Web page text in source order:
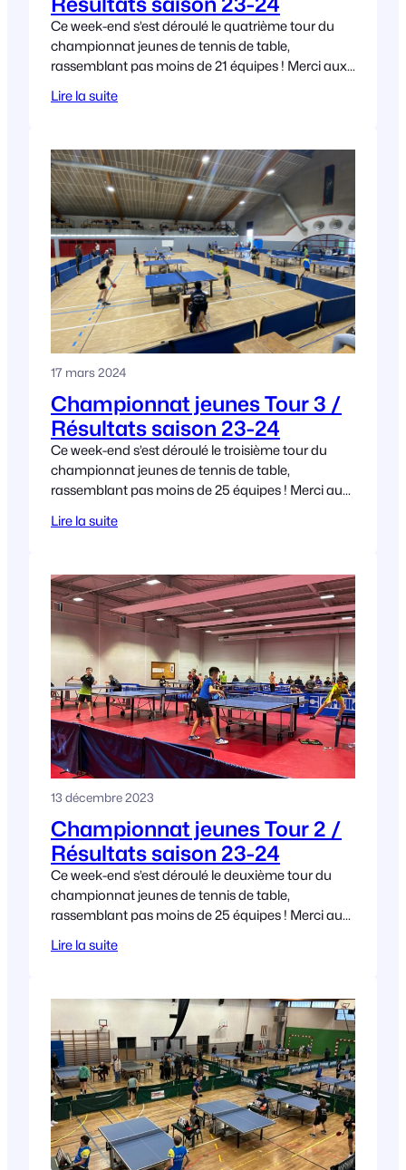
Ce week-end s’est déroulé le quatrième tour du
championnat jeunes de tennis de table,
rassemblant pas moins de 21 équipes ! Merci aux
Lire la suite
17 mars 2024
Championnat jeunes Tour 3 /
Résultats saison 23-24
Ce week-end s’est déroulé le troisième tour du
championnat jeunes de tennis de table,
rassemblant pas moins de 25 équipes ! Merci aux
Lire la suite
13 décembre 2023
Championnat jeunes Tour 2 /
Résultats saison 23-24
Ce week-end s’est déroulé le deuxième tour du
championnat jeunes de tennis de table,
rassemblant pas moins de 25 équipes ! Merci aux
Lire la suite